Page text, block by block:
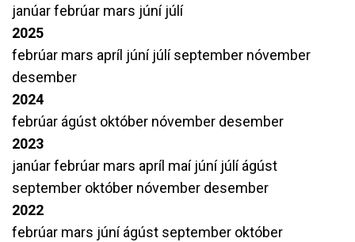
janúarfebrúar mars júní júlí
2025
febrúar mars apríl júní júlíseptember nóvember
desember
2024
febrúar ágúst október nóvember desember
2023
janúarfebrúar mars apríl maí júní júlíágúst
september október nóvember desember
2022
febrúar mars júníágúst september október